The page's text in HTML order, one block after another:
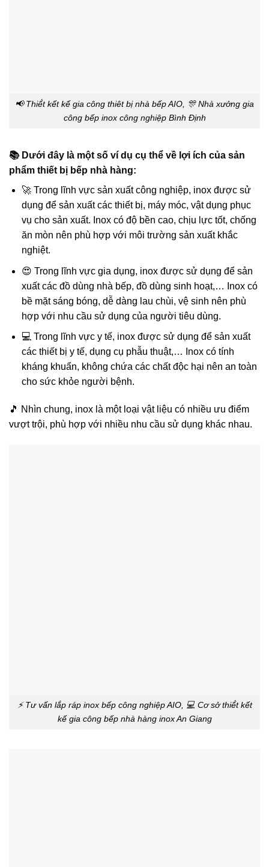
📢 Thiế́t kết kế gia công thiêt bị nhà bếp AIO, 🎊 Nhà xưởng gia
công bếp inox công nghiệp Bình Định
📚 Dưới đây là một số ví dụ cụ thể về lợi ích của sản
phẩm thiết bị bếp nhà hàng:
🚀 Trong lĩnh vực sản xuất công nghiệp, inox được sử
dụng để sản xuất các thiết bị, máy móc, vật dụng phục
vụ cho sản xuất. Inox có độ bền cao, chịu lực tốt, chống
ăn mòn nên phù hợp với môi trường sản xuất khắc
nghiệt.
😍 Trong lĩnh vực gia dụng, inox được sử dụng để sản
xuất các đồ dùng nhà bếp, đồ dùng sinh hoạt,… Inox có
bề mặt sáng bóng, dễ dàng lau chùi, vệ sinh nên phù
hợp với nhu cầu sử dụng của người tiêu dùng.
💻 Trong lĩnh vực y tế, inox được sử dụng để sản xuất
các thiết bị y tế, dụng cụ phẫu thuật,… Inox có tính
kháng khuẩn, không chứa các chất độc hại nên an toàn
cho sức khỏe người bệnh.
🎵 Nhìn chung, inox là một loại vật liệu có nhiều ưu điểm
vượt trội, phù hợp với nhiều nhu cầu sử dụng khác nhau.
⚡ Tư vấn lắp ráp inox bếp công nghiệp AIO, 💻 Cơ sở thiế́t kết
kế gia công bếp nhà hàng inox An Giang